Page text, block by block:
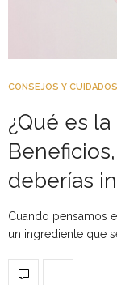
CONSEJOS Y CUIDADOS
¿Qué es
deberías
Cuando pensamos
un ingrediente que